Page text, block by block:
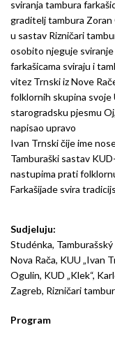
sviranja tambura
graditelj tambura Zoran
u sastav Rizničari
osobito njeguje sviranje
farkašicama sviraju i
vitez Trnski iz Nove
folklornih skupina svoje
starogradsku pjesmu
napisao upravo
Ivan Trnski čije ime
Tamburaški sastav
nastupima prati
Farkašijade svira
Sudjeluju:
Studénka,
Nova Rača, KUU „Ivan
Ogulin, KUD „Klek“,
Zagreb, Rizničari
Program